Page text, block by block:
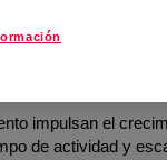
para
impulsan el
de actividad y